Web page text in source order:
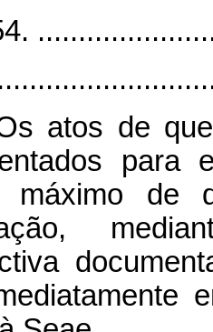
atos de
para
máximo de